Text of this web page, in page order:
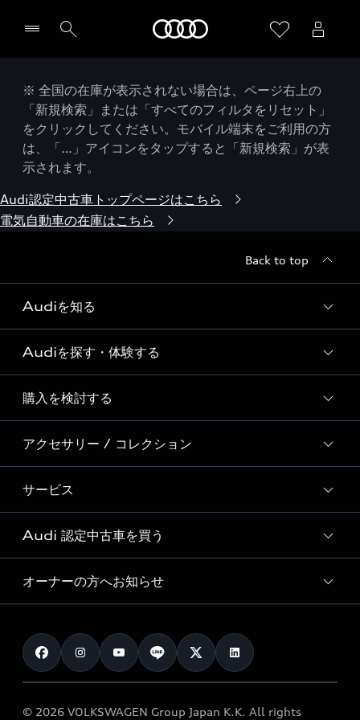
※ 全国の在庫が表示されない場合は、ページ右上の
「新規検索」または「すべてのフィルタをリセット」
をクリックしてください。モバイル端末をご利用の方
は、「…」アイコンをタップすると「新規検索」が表
示されます。
Audi認定中古車トップページはこちら
電気自動車の在庫はこちら
Back to top
Audiを知る
Audi ブランド
Story of Progress
Audi Sport
Formula 1®
デジタルサービス
Audiを探す・体験する
ディーラー検索
新車在庫検索
試乗車・展示車検索
見積り依頼
試乗予約
購入を検討する
モデル一覧
特別仕様モデル / 限定モデル
e-tronラインアップ
価格シミュレーション
車両比較
カタログ一覧
アクセサリー / コレクション
純正アクセサリー
オンラインショップ
Audi collection
アウディナビアプリ
サービス
サービス入庫予約
サービスプログラム
メンテナンス
車検 / 定期点検
e-tronアフターサポート
Audi 認定中古車を買う
Audi認定中古車
クオリティ
保証
メンテナンス
オーナーの方へお知らせ
お知らせ
オーナー様向けキャンペーン
© 2026 VOLKSWAGEN Group Japan K.K. All rights